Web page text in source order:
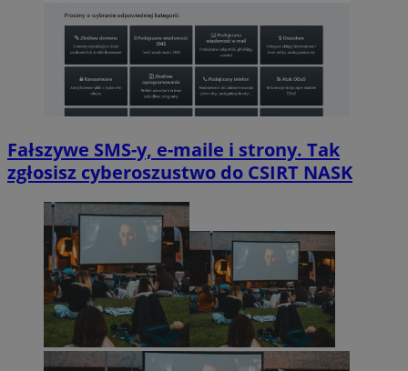
Fałszywe SMS-y, e-maile i strony. Tak
zgłosisz cyberoszustwo do CSIRT NASK